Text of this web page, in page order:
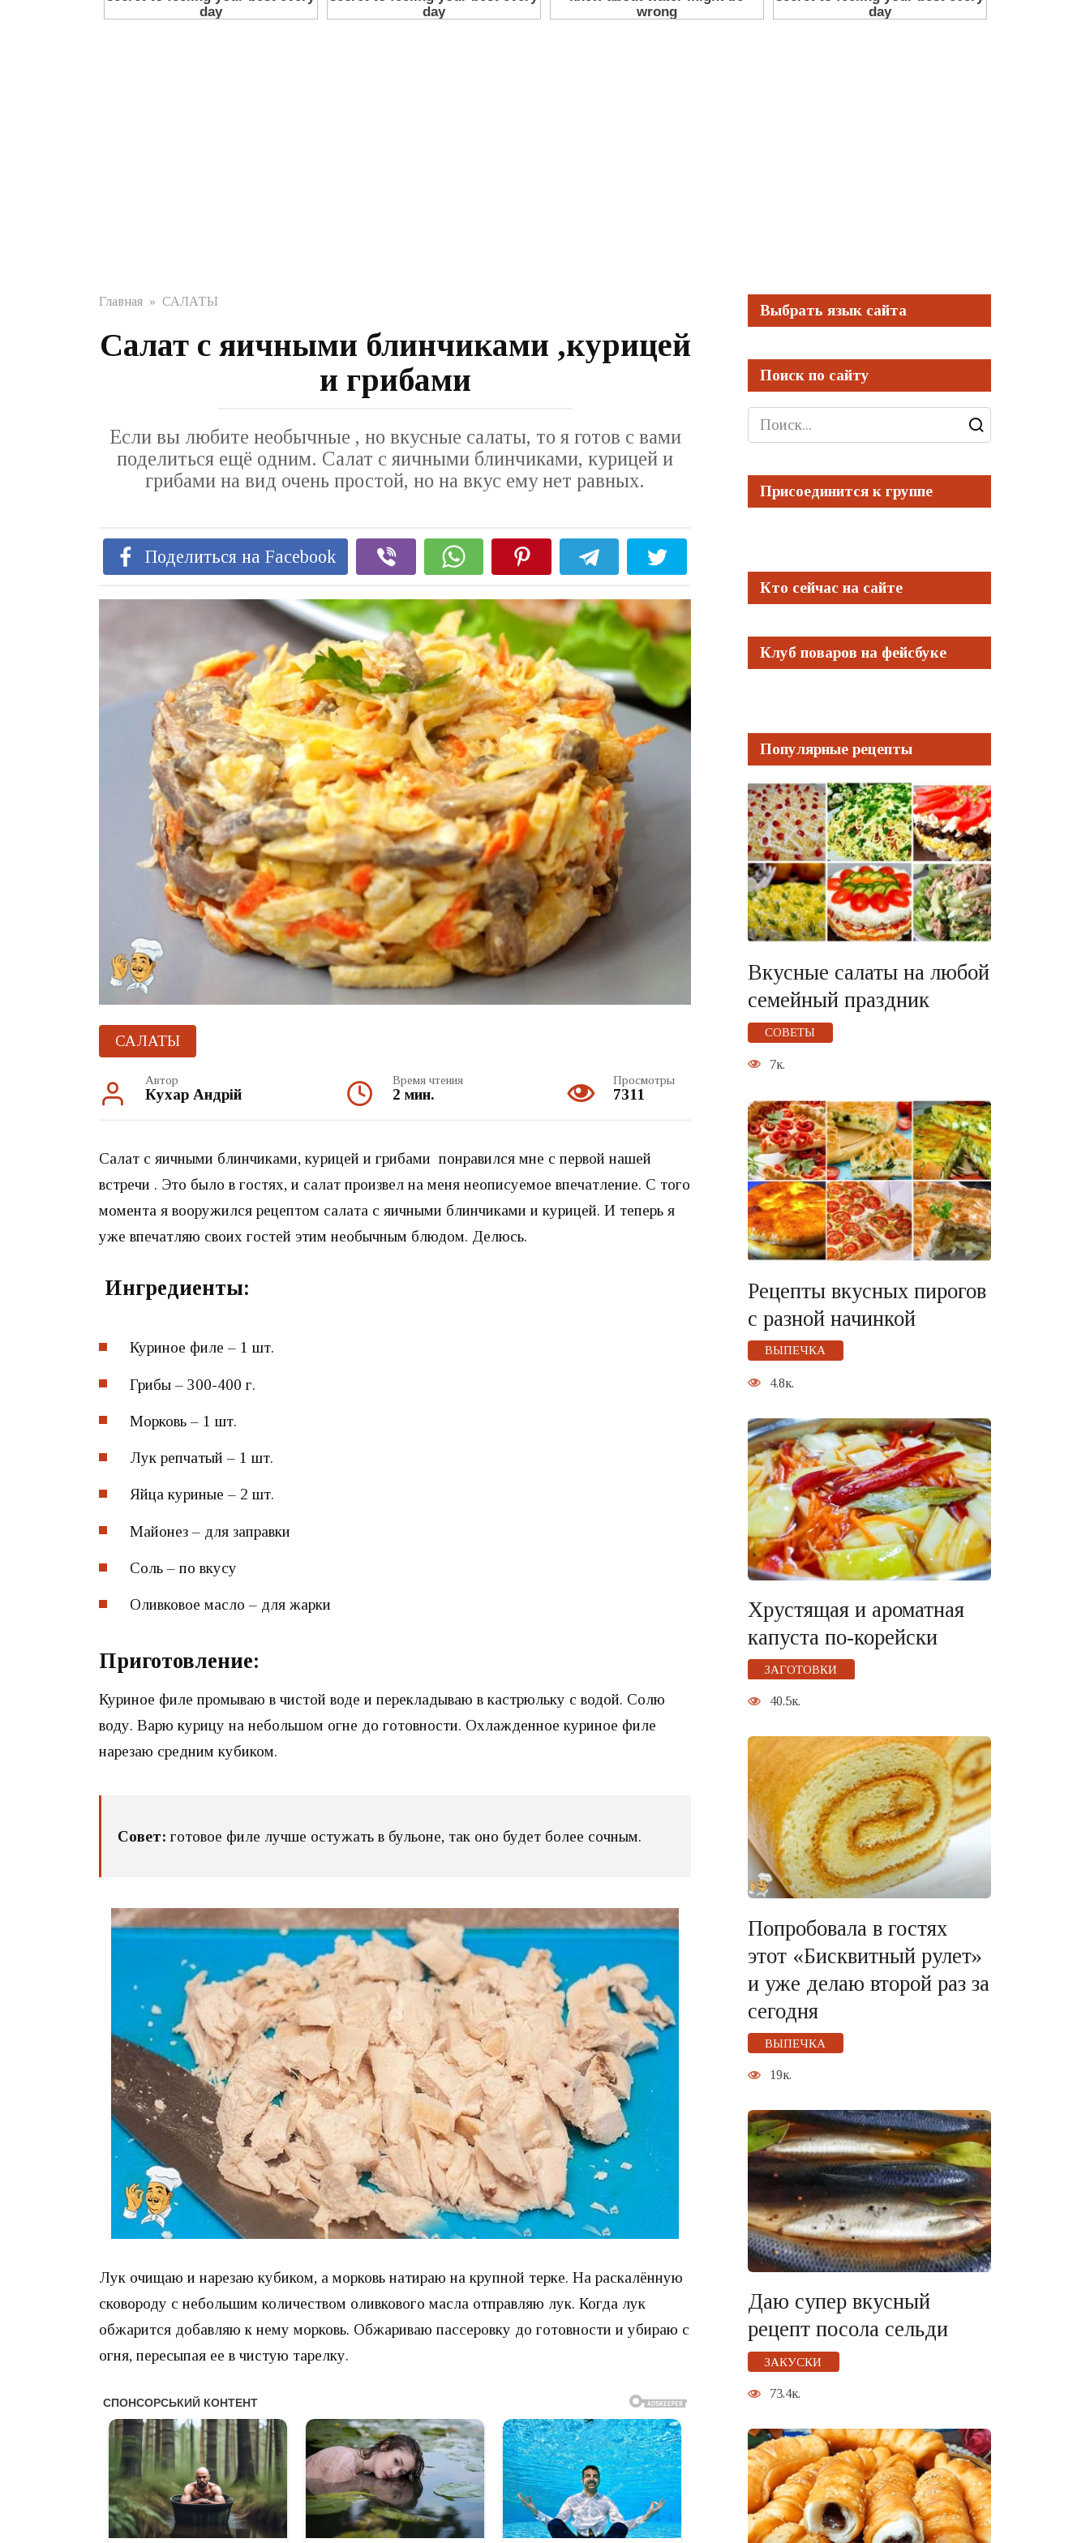
Главная » САЛАТЫ
Салат с яичными блинчиками ,курицей
и грибами
Если вы любите необычные , но вкусные салаты, то я готов с вами
поделиться ещё одним. Салат с яичными блинчиками, курицей и
грибами на вид очень простой, но на вкус ему нет равных.
Поделиться на Facebook
САЛАТЫ
Автор
Кухар Андрій
Время чтения
2 мин.
Просмотры
7311
Салат с яичными блинчиками, курицей и грибами понравился мне с первой нашей
встречи . Это было в гостях, и салат произвел на меня неописуемое впечатление. С того
момента я вооружился рецептом салата с яичными блинчиками и курицей. И теперь я
уже впечатляю своих гостей этим необычным блюдом. Делюсь.
Ингредиенты:
Куриное филе – 1 шт.
Грибы – 300-400 г.
Морковь – 1 шт.
Лук репчатый – 1 шт.
Яйца куриные – 2 шт.
Майонез – для заправки
Соль – по вкусу
Оливковое масло – для жарки
Приготовление:
Куриное филе промываю в чистой воде и перекладываю в кастрюльку с водой. Солю
воду. Варю курицу на небольшом огне до готовности. Охлажденное куриное филе
нарезаю средним кубиком.
Совет: готовое филе лучше остужать в бульоне, так оно будет более сочным.
Лук очищаю и нарезаю кубиком, а морковь натираю на крупной терке. На раскалённую
сковороду с небольшим количеством оливкового масла отправляю лук. Когда лук
обжарится добавляю к нему морковь. Обжариваю пассеровку до готовности и убираю с
огня, пересыпая ее в чистую тарелку.
Выбрать язык сайта
Поиск по сайту
Search
for:
Присоединится к группе
Кто сейчас на сайте
Клуб поваров на фейсбуке
Популярные рецепты
Вкусные салаты на любой
семейный праздник
СОВЕТЫ
7к.
Рецепты вкусных пирогов
с разной начинкой
ВЫПЕЧКА
4.8к.
Хрустящая и ароматная
капуста по-корейски
ЗАГОТОВКИ
40.5к.
Попробовала в гостях
этот «Бисквитный рулет»
и уже делаю второй раз за
сегодня
ВЫПЕЧКА
19к.
Даю супер вкусный
рецепт посола сельди
ЗАКУСКИ
73.4к.